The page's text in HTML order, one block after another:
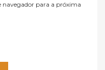
navegador para a próxima